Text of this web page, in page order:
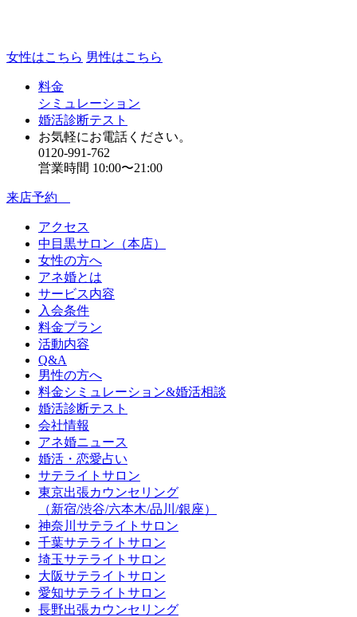
女性はこちら 男性はこちら
料金
シミュレーション
婚活診断テスト
お気軽にお電話ください。
0120-991-762
営業時間 10:00〜21:00
来店予約
アクセス
中目黒サロン（本店）
女性の方へ
アネ婚とは
サービス内容
入会条件
料金プラン
活動内容
Q&A
男性の方へ
料金シミュレーション&婚活相談
婚活診断テスト
会社情報
アネ婚ニュース
婚活・恋愛占い
サテライトサロン
東京出張カウンセリング
（新宿/渋谷/六本木/品川/銀座）
神奈川サテライトサロン
千葉サテライトサロン
埼玉サテライトサロン
大阪サテライトサロン
愛知サテライトサロン
長野出張カウンセリング